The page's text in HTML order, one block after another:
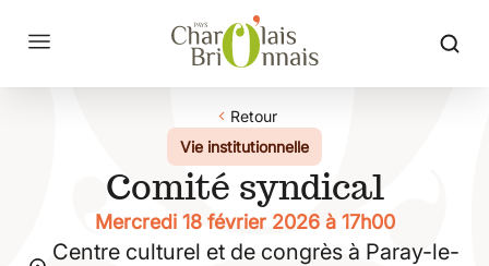
Retour
Vie institutionnelle
Comité syndical
Mercredi 18 février 2026 à 17h00
Centre culturel et de congrès à Paray-le-